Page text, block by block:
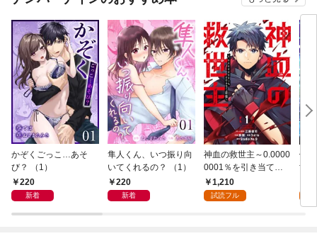
かぞくごっこ…あそ
び？ （1）
220
新着
隼人くん、いつ振り向
いてくれるの？ （1）
220
新着
神血の救世主～0.0000
0001％を引き当て最
強へ～【電子書籍特典
付】（１）
1,210
試読フル
俺
世
（